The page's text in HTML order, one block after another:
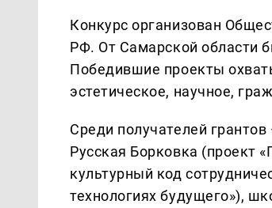
Конкурс организован
РФ. От Самарской области
Победившие проекты
эстетическое, научное,
Среди получателей
Русская Борковка (проект
культурный код
технологиях будущего»),